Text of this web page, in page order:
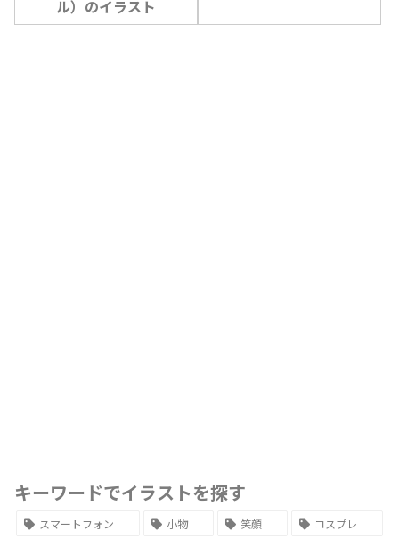
ル）のイラスト
キーワードでイラストを探す
スマートフォン 小物 笑顔
コスプレ